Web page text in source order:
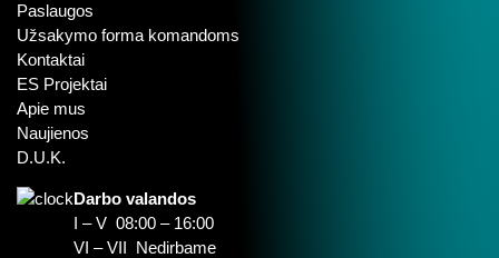
Paslaugos
Užsakymo forma komandoms
Kontaktai
ES Projektai
Apie mus
Naujienos
D.U.K.
Darbo valandos
I – V 08:00 – 16:00
VI – VII Nedirbame